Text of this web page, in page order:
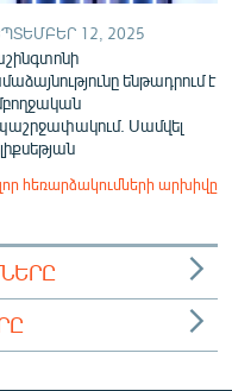
12, 2025
ենթադրում է
Սամվել
հեռարձակումների արխիվը